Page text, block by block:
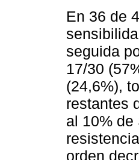
En 36 de
seguida
17/30
(24,6%),
restantes
al 10%
orden